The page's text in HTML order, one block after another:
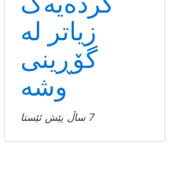
زیاتر لە
گۆڕینی
وشە
7 ساڵ پێش ئێستا